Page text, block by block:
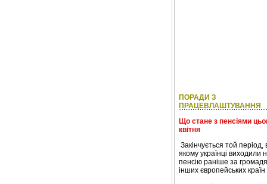
ПОРАДИ З
ПРАЦЕВЛАШТУВАННЯ
Що стане з пенсіями
квітня
Закінчується той період,
якому українці виходили
пенсію раніше за
інших європейських країн